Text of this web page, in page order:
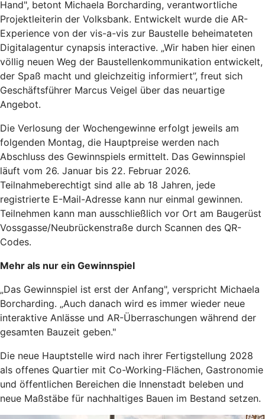
Hand", betont Michaela Borcharding, verantwortliche
Projektleiterin der Volksbank. Entwickelt wurde die AR-
Experience von der vis-a-vis zur Baustelle beheimateten
Digitalagentur cynapsis interactive. „Wir haben hier einen
völlig neuen Weg der Baustellenkommunikation entwickelt,
der Spaß macht und gleichzeitig informiert”, freut sich
Geschäftsführer Marcus Veigel über das neuartige
Angebot.
Die Verlosung der Wochengewinne erfolgt jeweils am
folgenden Montag, die Hauptpreise werden nach
Abschluss des Gewinnspiels ermittelt. Das Gewinnspiel
läuft vom 26. Januar bis 22. Februar 2026.
Teilnahmeberechtigt sind alle ab 18 Jahren, jede
registrierte E-Mail-Adresse kann nur einmal gewinnen.
Teilnehmen kann man ausschließlich vor Ort am Baugerüst
Vossgasse/Neubrückenstraße durch Scannen des QR-
Codes.
Mehr als nur ein Gewinnspiel
„Das Gewinnspiel ist erst der Anfang", verspricht Michaela
Borcharding. „Auch danach wird es immer wieder neue
interaktive Anlässe und AR-Überraschungen während der
gesamten Bauzeit geben."
Die neue Hauptstelle wird nach ihrer Fertigstellung 2028
als offenes Quartier mit Co-Working-Flächen, Gastronomie
und öffentlichen Bereichen die Innenstadt beleben und
neue Maßstäbe für nachhaltiges Bauen im Bestand setzen.